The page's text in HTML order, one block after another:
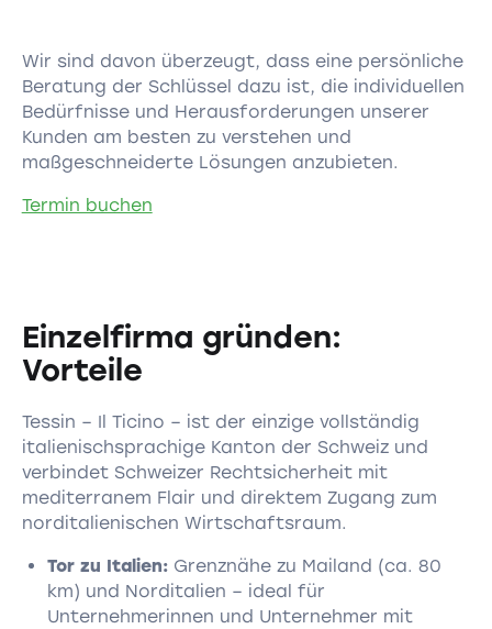
Wir sind davon überzeugt, dass eine persönliche
Beratung der Schlüssel dazu ist, die individuellen
Bedürfnisse und Herausforderungen unserer
Kunden am besten zu verstehen und
maßgeschneiderte Lösungen anzubieten.
Termin buchen
Einzelfirma gründen:
Vorteile
Tessin – Il Ticino – ist der einzige vollständig
italienischsprachige Kanton der Schweiz und
verbindet Schweizer Rechtsicherheit mit
mediterranem Flair und direktem Zugang zum
norditalienischen Wirtschaftsraum.
Tor zu Italien: Grenznähe zu Mailand (ca. 80
km) und Norditalien – ideal für
Unternehmerinnen und Unternehmer mit